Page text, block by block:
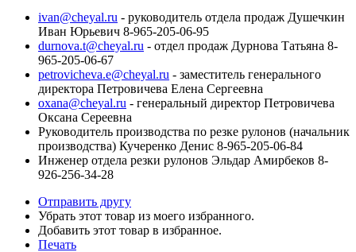
ivan@cheyal.ru - руководитель отдела продаж Душечкин
Иван Юрьевич 8-965-205-06-95
durnova.t@cheyal.ru - отдел продаж Дурнова Татьяна 8-
965-205-06-67
petrovicheva.e@cheyal.ru - заместитель генерального
директора Петровичева Елена Сергеевна
oxana@cheyal.ru - генеральный директор Петровичева
Оксана Сереевна
Руководитель производства по резке рулонов (начальник
производства) Кучеренко Денис 8-965-205-06-84
Инженер отдела резки рулонов Эльдар Амирбеков 8-
926-256-34-28
Отправить другу
Убрать этот товар из моего избранного.
Добавить этот товар в избранное.
Печать